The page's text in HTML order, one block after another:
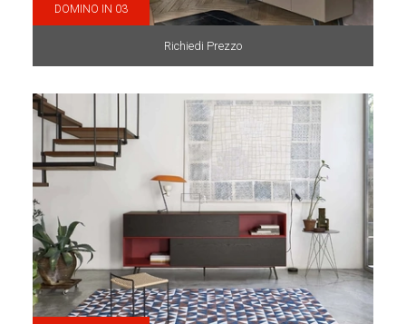
DOMINO IN 03
Richiedi Prezzo